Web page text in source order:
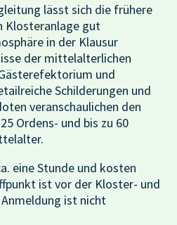
lässt sich die frühere
Klosteranlage gut
in der Klausur
der mittelalterlichen
und
Schilderungen und
veranschaulichen den
Ordens- und bis zu 60
eine Stunde und kosten
ist vor der Kloster- und
ist nicht